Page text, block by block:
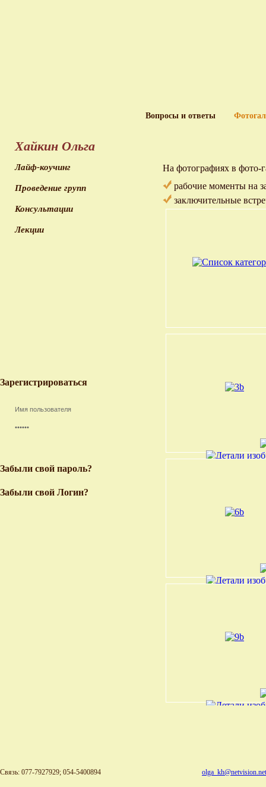
Вопросы и ответы
Хайкин Ольга
Лайф-коучинг
Проведение групп
Консультации
Лекции
Зарегистрироваться
Забыли свой пароль?
Забыли свой Логин?
На фотографиях в фото-
рабочие моменты на
заключительные
Связь: 077-7927929; 054-5400894